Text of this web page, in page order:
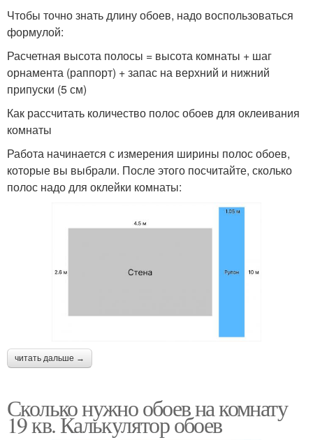
Чтобы точно знать длину обоев, надо воспользоваться
формулой:
Расчетная высота полосы = высота комнаты + шаг
орнамента (раппорт) + запас на верхний и нижний
припуски (5 см)
Как рассчитать количество полос обоев для оклеивания
комнаты
Работа начинается с измерения ширины полос обоев,
которые вы выбрали. После этого посчитайте, сколько
полос надо для оклейки комнаты:
читать дальше →
Сколько нужно обоев на комнату
19 кв. Калькулятор обоев